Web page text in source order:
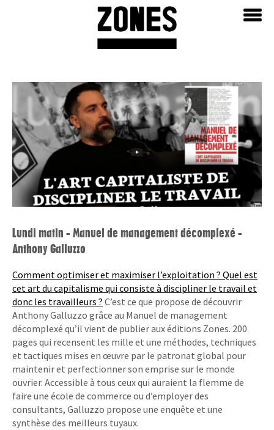
Aller
contenu
Home
Lundi matin - Manuel de management décomplexé -
Anthony Galluzzo
Comment optimiser et maximiser l’exploitation ? Quel est
cet art du capitalisme qui consiste à discipliner le travail et
donc les travailleurs ? C’est ce que propose de découvrir
Anthony Galluzzo grâce au Manuel de management
décomplexé qu’il vient de publier aux éditions Zones. 200
pages qui recensent les mille et une méthodes, techniques
et tactiques mises en œuvre par le patronat global pour
maintenir et perfectionner son emprise sur le monde
ouvrier. Accessible à tous ceux qui auraient la flemme de
faire une école de commerce ou d’employer des
consultants, Galluzzo propose une enquête et une
synthèse des meilleurs tuyaux.